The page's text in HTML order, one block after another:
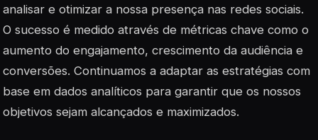
analisar e otimizar a nossa presença nas redes sociais.
O sucesso é medido através de métricas chave como o
aumento do engajamento, crescimento da audiência e
conversões. Continuamos a adaptar as estratégias com
base em dados analíticos para garantir que os nossos
objetivos sejam alcançados e maximizados.